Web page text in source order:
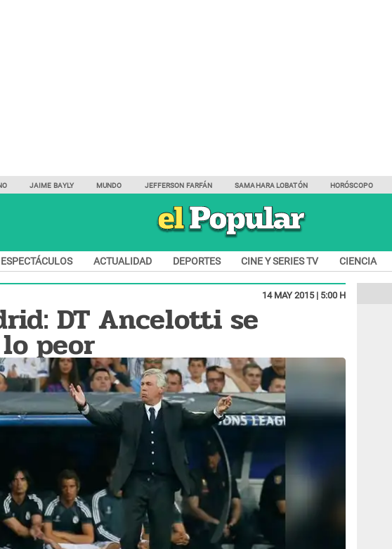
JAIME BAYLY MUNDO JEFFERSON FARFÁN SAMAHARA LOBATÓN HORÓSCOPO
ESPECTÁCULOS ACTUALIDAD DEPORTES CINE Y SERIES TV CIENCIA
14 MAY 2015 | 5:00 H
DT Ancelotti se
peor